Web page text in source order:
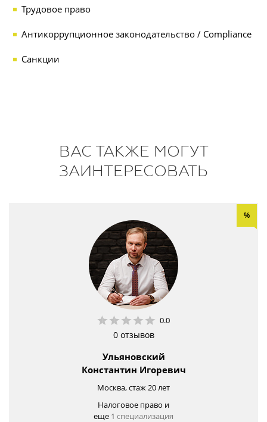
Трудовое право
Антикоррупционное законодательство / Compliance
Санкции
ВАС ТАКЖЕ МОГУТ
ЗАИНТЕРЕСОВАТЬ
%
0.0
0 отзывов
Ульяновский
Константин Игоревич
Москва, стаж 20 лет
Налоговое право и
еще 1 специализация